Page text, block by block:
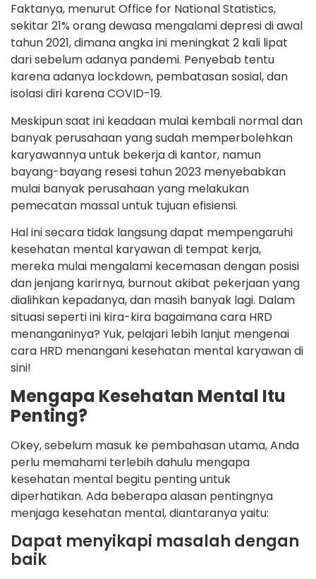
Faktanya, menurut Office for National Statistics,
sekitar 21% orang dewasa mengalami depresi di awal
tahun 2021, dimana angka ini meningkat 2 kali lipat
dari sebelum adanya pandemi. Penyebab tentu
karena adanya lockdown, pembatasan sosial, dan
isolasi diri karena COVID-19.
Meskipun saat ini keadaan mulai kembali normal dan
banyak perusahaan yang sudah memperbolehkan
karyawannya untuk bekerja di kantor, namun
bayang-bayang resesi tahun 2023 menyebabkan
mulai banyak perusahaan yang melakukan
pemecatan massal untuk tujuan efisiensi.
Hal ini secara tidak langsung dapat mempengaruhi
kesehatan mental karyawan di tempat kerja,
mereka mulai mengalami kecemasan dengan posisi
dan jenjang karirnya, burnout akibat pekerjaan yang
dialihkan kepadanya, dan masih banyak lagi. Dalam
situasi seperti ini kira-kira bagaimana cara HRD
menanganinya? Yuk, pelajari lebih lanjut mengenai
cara HRD menangani kesehatan mental karyawan di
sini!
Mengapa Kesehatan Mental Itu
Penting?
Okey, sebelum masuk ke pembahasan utama, Anda
perlu memahami terlebih dahulu mengapa
kesehatan mental begitu penting untuk
diperhatikan. Ada beberapa alasan pentingnya
menjaga kesehatan mental, diantaranya yaitu:
Dapat menyikapi masalah dengan
baik